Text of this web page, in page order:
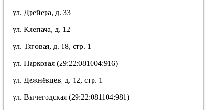
ул. Дрейера, д. 33
ул. Клепача, д. 12
ул. Тяговая, д. 18, стр. 1
ул. Парковая (29:22:081004:916)
ул. Дежнёвцев, д. 12, стр. 1
ул. Вычегодская (29:22:081104:981)